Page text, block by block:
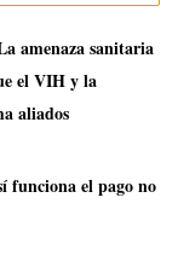
amenaza sanitaria
el VIH y la
aliados
funciona el pago no